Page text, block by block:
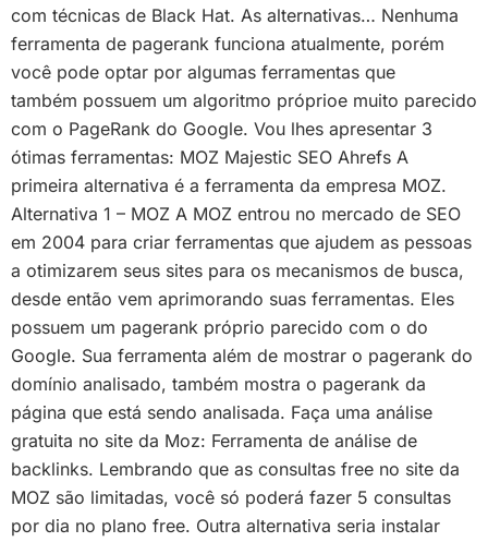
com técnicas de Black Hat. As alternativas… Nenhuma
ferramenta de pagerank funciona atualmente, porém
você pode optar por algumas ferramentas que
também possuem um algoritmo próprioe muito parecido
com o PageRank do Google. Vou lhes apresentar 3
ótimas ferramentas: MOZ Majestic SEO Ahrefs A
primeira alternativa é a ferramenta da empresa MOZ.
Alternativa 1 – MOZ A MOZ entrou no mercado de SEO
em 2004 para criar ferramentas que ajudem as pessoas
a otimizarem seus sites para os mecanismos de busca,
desde então vem aprimorando suas ferramentas. Eles
possuem um pagerank próprio parecido com o do
Google. Sua ferramenta além de mostrar o pagerank do
domínio analisado, também mostra o pagerank da
página que está sendo analisada. Faça uma análise
gratuita no site da Moz: Ferramenta de análise de
backlinks. Lembrando que as consultas free no site da
MOZ são limitadas, você só poderá fazer 5 consultas
por dia no plano free. Outra alternativa seria instalar